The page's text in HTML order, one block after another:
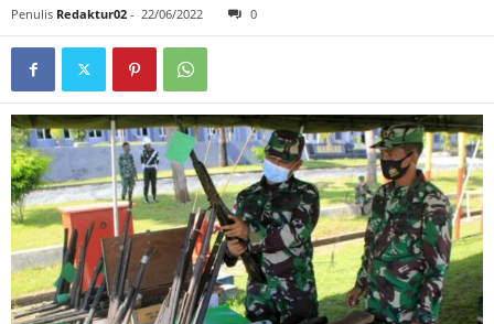
Penulis Redaktur02 - 22/06/2022 0